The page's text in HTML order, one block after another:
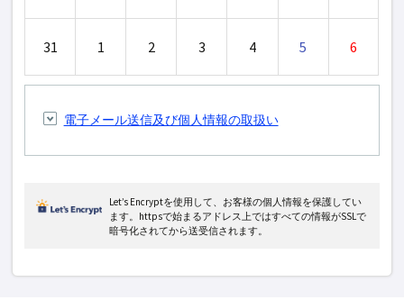
31 1 2 3 4 5 6
電子メール送信及び個人情報の取扱い
Let’s Encryptを使用して、お客様の個人情報を保護してい
ます。httpsで始まるアドレス上ではすべての情報がSSLで
暗号化されてから送受信されます。